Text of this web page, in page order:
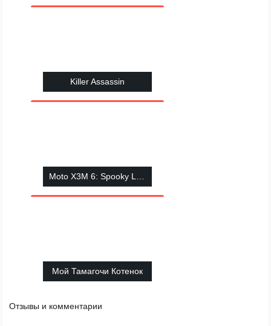
Killer Assassin
Мой Тамагочи Котенок
Отзывы и комментарии